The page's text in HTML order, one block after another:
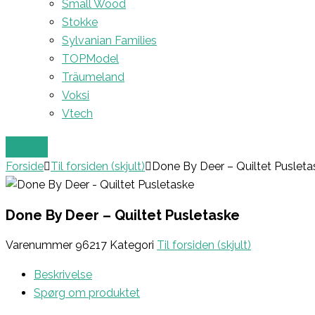
Small Wood
Stokke
Sylvanian Families
TOPModel
Träumeland
Voksi
Vtech
Forside Til forsiden (skjult) Done By Deer – Quiltet
Done By Deer – Quiltet Pusletaske
Varenummer 96217 Kategori Til forsiden (skjult)
Beskrivelse
Spørg om produktet